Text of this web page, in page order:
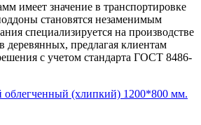
имеет значение в транспортировке
становятся незаменимым
специализируется на производстве
деревянных, предлагая клиентам
с учетом стандарта ГОСТ 8486-